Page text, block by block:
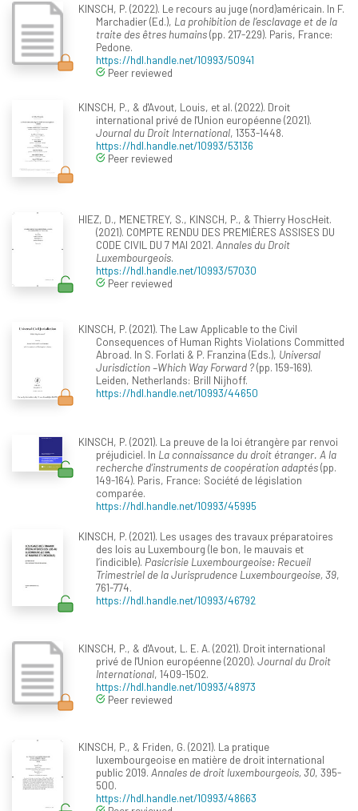
KINSCH, P. (2022). Le recours au juge (nord)américain. In F.
Marchadier (Ed.), La prohibition de l’esclavage et de la
traite des êtres humains(pp. 217-229). Paris, France:
Pedone.
https://hdl.handle.net/10993/50941
Peer reviewed
KINSCH, P., & d'Avout, Louis, et al. (2022). Droit
international privé de l'Union européenne (2021).
Journal du Droit International, 1353-1448.
https://hdl.handle.net/10993/53136
Peer reviewed
HIEZ, D., MENETREY, S., KINSCH, P., & Thierry HoscHeit.
(2021). COMPTE RENDU DES PREMIÈRES ASSISES DU
CODE CIVIL DU 7 MAI 2021. Annales du Droit
Luxembourgeois.
https://hdl.handle.net/10993/57030
Peer reviewed
KINSCH, P. (2021). The Law Applicable to the Civil
Consequences of Human Rights Violations Committed
Abroad. In S. Forlati & P. Franzina (Eds.), Universal
Jurisdiction –Which Way Forward ?(pp. 159-169).
Leiden, Netherlands: Brill Nijhoff.
https://hdl.handle.net/10993/44650
KINSCH, P. (2021). La preuve de la loi étrangère par renvoi
préjudiciel. In La connaissance du droit étranger. A la
recherche d’instruments de coopération adaptés(pp.
149-164). Paris, France: Société de législation
comparée.
https://hdl.handle.net/10993/45995
KINSCH, P. (2021). Les usages des travaux préparatoires
des lois au Luxembourg (le bon, le mauvais et
l’indicible). Pasicrisie Luxembourgeoise: Recueil
Trimestriel de la Jurisprudence Luxembourgeoise, 39,
761-774.
https://hdl.handle.net/10993/46792
KINSCH, P., & d'Avout, L. E. A. (2021). Droit international
privé de l'Union européenne (2020). Journal du Droit
International, 1409-1502.
https://hdl.handle.net/10993/48973
Peer reviewed
KINSCH, P., & Friden, G. (2021). La pratique
luxembourgeoise en matière de droit international
public 2019. Annales de droit luxembourgeois, 30, 395-
500.
https://hdl.handle.net/10993/48663